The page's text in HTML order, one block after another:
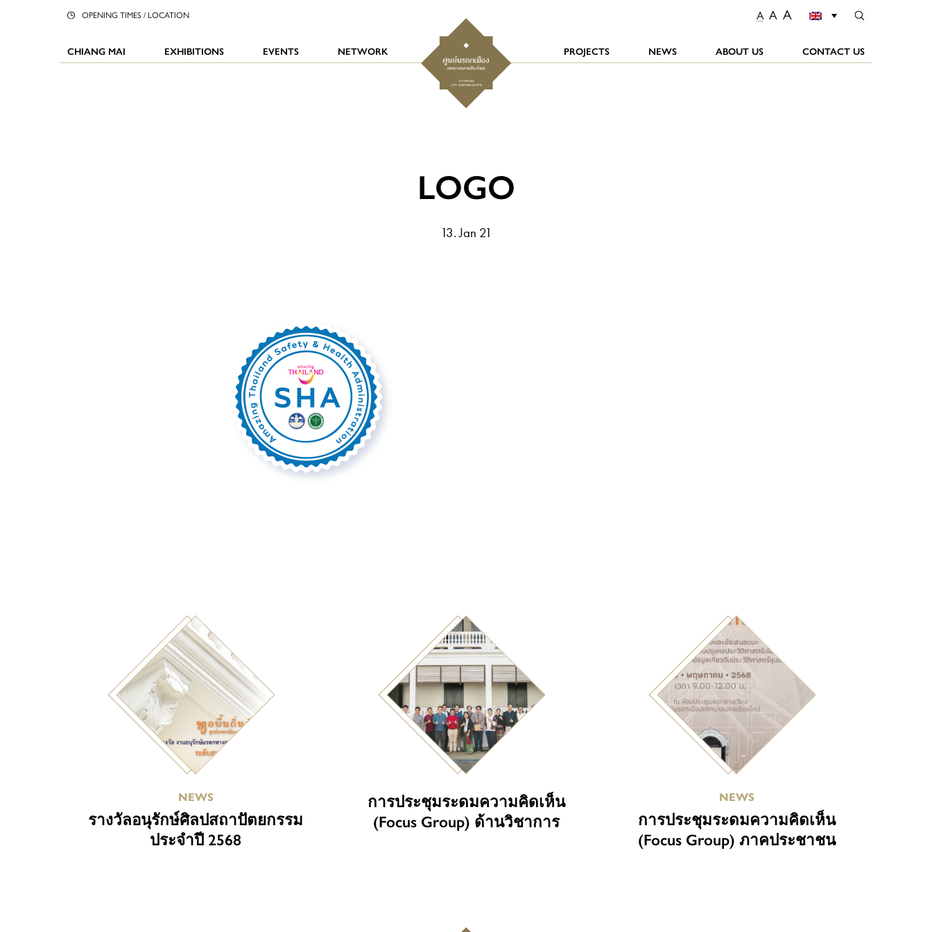
OPENING TIMES / LOCATION A A A
CHIANG MAI EXHIBITIONS EVENTS NETWORK CONTACT US
ABOUT US
NEWS
PROJECTS
LOGO
13. Jan 21
NEWS
รางวัลอนุรักษ์ศิลปสถาปัตยกรรม
ประจำปี 2568
การประชุมระดมความคิดเห็น
(Focus Group) ด้านวิชาการ
NEWS
การประชุมระดมความคิดเห็น
(Focus Group) ภาคประชาชน